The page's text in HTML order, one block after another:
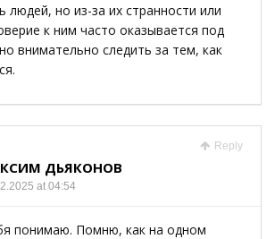
людей, но из-за их странности или
к ним часто оказывается под
внимательно следить за тем, как
Reply
ДЬЯКОНОВ
at 04:54
понимаю. Помню, как на одном